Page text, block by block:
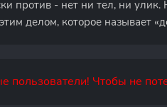
против - нет ни тел, ни
делом, которое называет
пользователи! Чтобы не